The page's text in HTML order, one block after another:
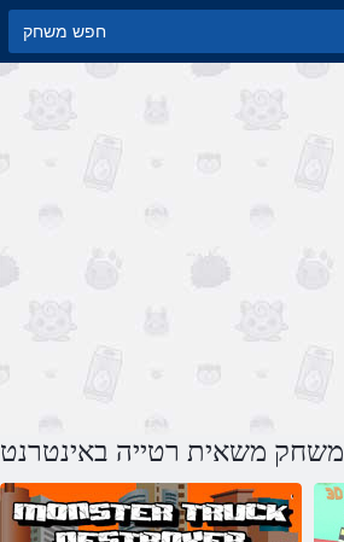
משחק משאית רטייה באינטרנט